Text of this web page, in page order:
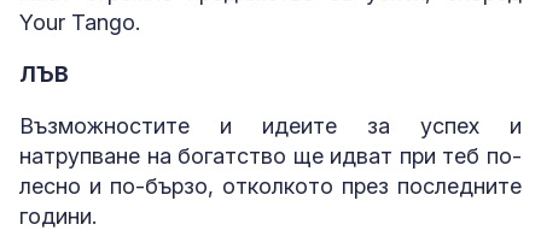
Your Tango.
ЛЪВ
Възможностите и идеите за успех и
натрупване на богатство ще идват при теб по-
лесно и по-бързо, отколкото през последните
години.